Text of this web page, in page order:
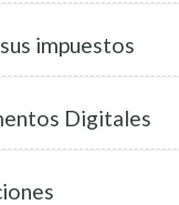
impuestos
Digitales